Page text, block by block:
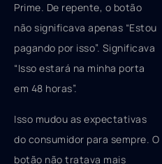
Prime. De repente, o botão
não significava apenas “Estou
pagando por isso”. Significava
“Isso estará na minha porta
em 48 horas”.
Isso mudou as expectativas
do consumidor para sempre. O
botão não tratava mais